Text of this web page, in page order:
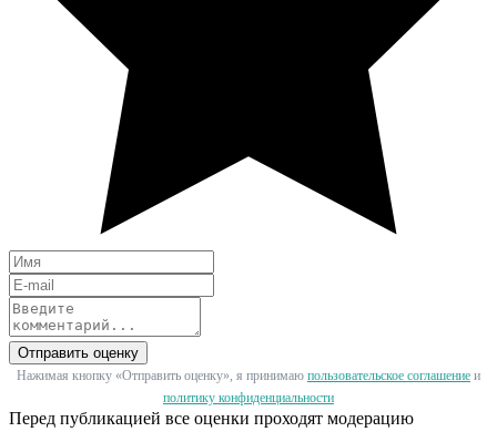
Отправить оценку
Нажимая кнопку «Отправить оценку», я принимаю пользовательское соглашение и
политику конфиденциальности
Перед публикацией все оценки проходят модерацию